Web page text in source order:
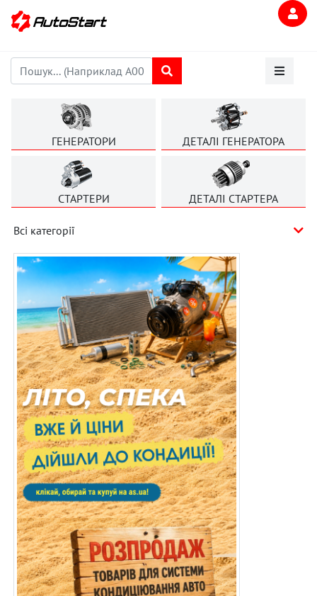
ГЕНЕРАТОРИ ДЕТАЛІ ГЕНЕРАТОРА
СТАРТЕРИ ДЕТАЛІ СТАРТЕРА
Всі категорії